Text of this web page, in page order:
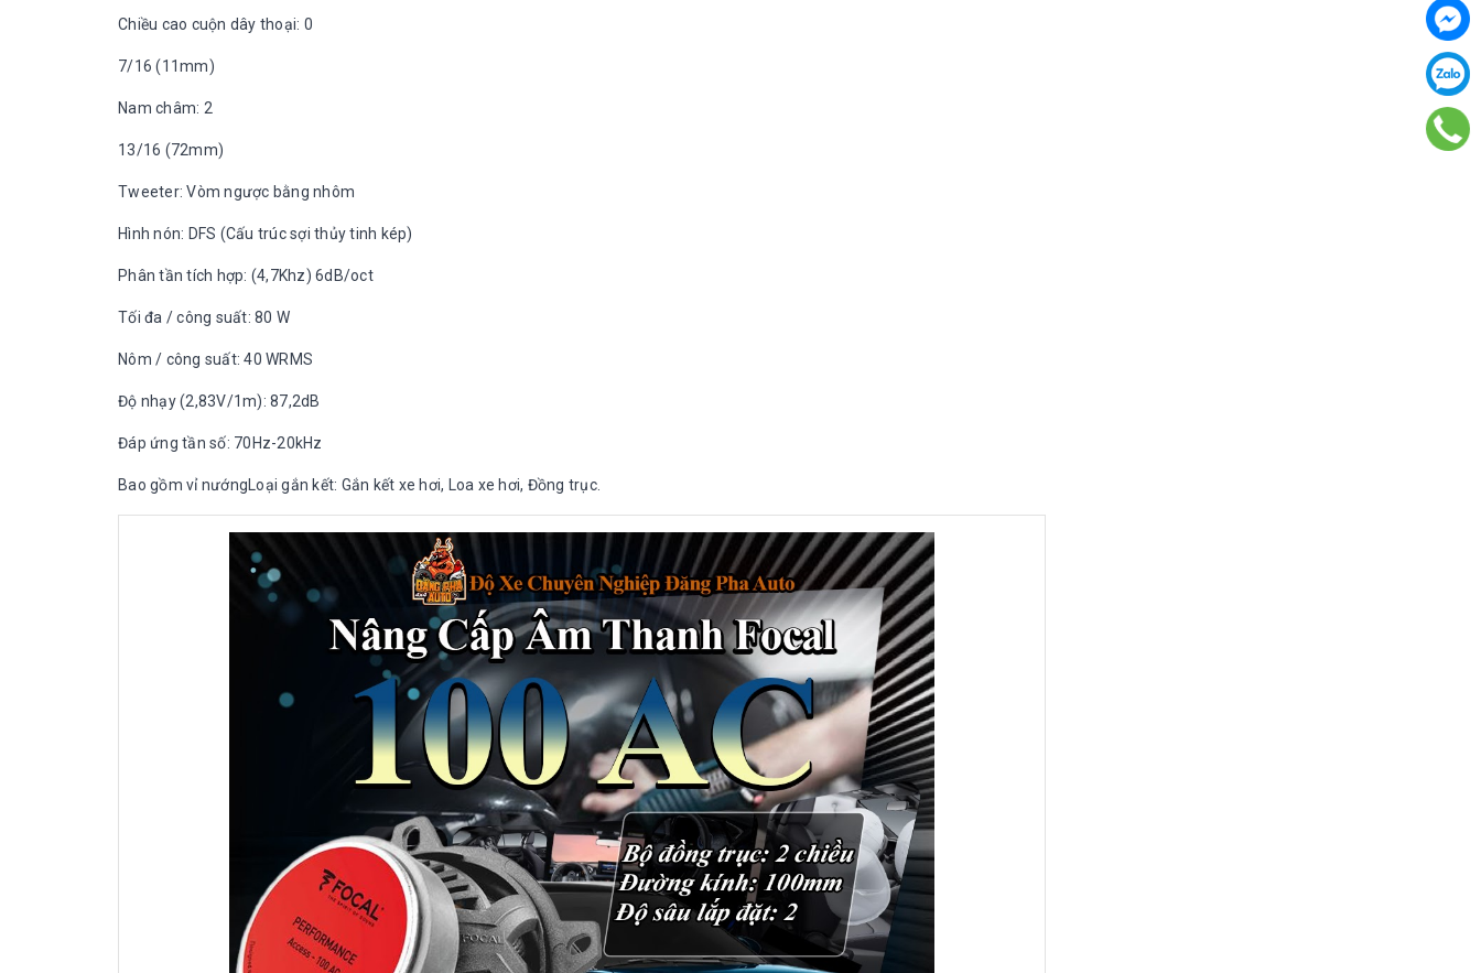
Chiều cao cuộn dây thoại: 0
7/16 (11mm)
Nam châm: 2
13/16 (72mm)
Tweeter: Vòm ngược bằng nhôm
Hình nón: DFS (Cấu trúc sợi thủy tinh kép)
Phân tần tích hợp: (4,7Khz) 6dB/oct
Tối đa / công suất: 80 W
Nôm / công suất: 40 WRMS
Độ nhạy (2,83V/1m): 87,2dB
Đáp ứng tần số: 70Hz-20kHz
Bao gồm vỉ nướngLoại gắn kết: Gắn kết xe hơi, Loa xe hơi, Đồng trục.